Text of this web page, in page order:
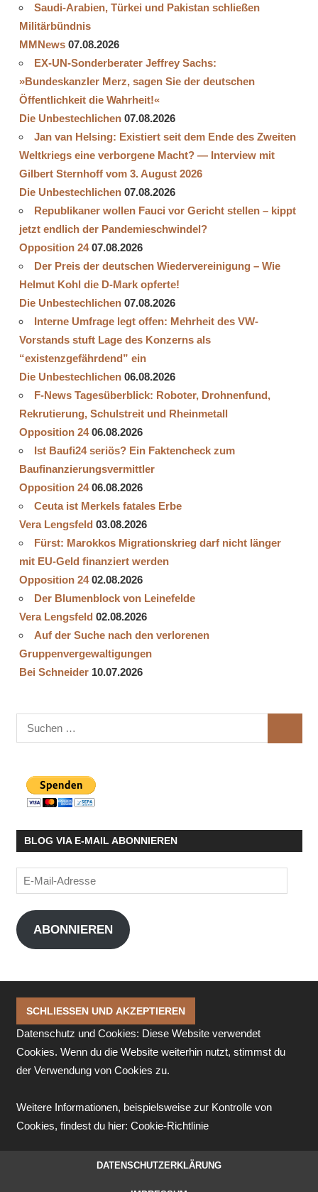
Saudi-Arabien, Türkei und Pakistan schließen
Militärbündnis
MMNews 07.08.2026
EX-UN-Sonderberater Jeffrey Sachs:
»Bundeskanzler Merz, sagen Sie der deutschen
Öffentlichkeit die Wahrheit!«
Die Unbestechlichen 07.08.2026
Jan van Helsing: Existiert seit dem Ende des Zweiten
Weltkriegs eine verborgene Macht? — Interview mit
Gilbert Sternhoff vom 3. August 2026
Die Unbestechlichen 07.08.2026
Republikaner wollen Fauci vor Gericht stellen – kippt
jetzt endlich der Pandemieschwindel?
Opposition 24 07.08.2026
Der Preis der deutschen Wiedervereinigung – Wie
Helmut Kohl die D‑Mark opferte!
Die Unbestechlichen 07.08.2026
Interne Umfrage legt offen: Mehrheit des VW-
Vorstands stuft Lage des Konzerns als
“existenzgefährdend” ein
Die Unbestechlichen 06.08.2026
F-News Tagesüberblick: Roboter, Drohnenfund,
Rekrutierung, Schulstreit und Rheinmetall
Opposition 24 06.08.2026
Ist Baufi24 seriös? Ein Faktencheck zum
Baufinanzierungsvermittler
Opposition 24 06.08.2026
Ceuta ist Merkels fatales Erbe
Vera Lengsfeld 03.08.2026
Fürst: Marokkos Migrationskrieg darf nicht länger
mit EU-Geld finanziert werden
Opposition 24 02.08.2026
Der Blumenblock von Leinefelde
Vera Lengsfeld 02.08.2026
Auf der Suche nach den verlorenen
Gruppenvergewaltigungen
Bei Schneider 10.07.2026
Suchen
nach:
BLOG VIA E-MAIL ABONNIEREN
E-
Mail-
Adresse
ABONNIEREN
Datenschutz und Cookies: Diese Website verwendet
Cookies. Wenn du die Website weiterhin nutzt, stimmst du
der Verwendung von Cookies zu.
Weitere Informationen, beispielsweise zur Kontrolle von
Cookies, findest du hier: Cookie-Richtlinie
DATENSCHUTZERKLÄRUNG